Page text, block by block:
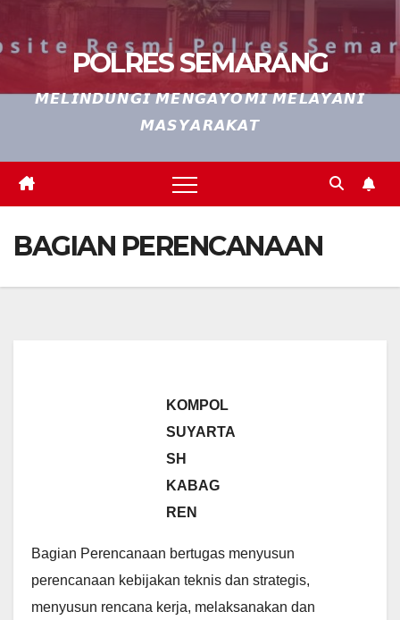
POLRES SEMARANG
𝙈𝙀𝙇𝙄𝙉𝘿𝙐𝙉𝙂𝙄 𝙈𝙀𝙉𝙂𝘼𝙔𝙊𝙈𝙄 𝙈𝙀𝙇𝘼𝙔𝘼𝙉𝙄
𝙈𝘼𝙎𝙔𝘼𝙍𝘼𝙆𝘼𝙏
BAGIAN PERENCANAAN
KOMPOL
SUYARTA
SH
KABAG
REN
Bagian Perencanaan bertugas menyusun
perencanaan kebijakan teknis dan strategis,
menyusun rencana kerja, melaksanakan dan